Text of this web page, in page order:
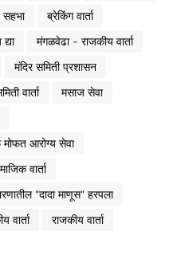
सहभा
ब्रेकिंग वार्ता
मंगळवेढा - राजकीय वार्ता
मंदिर समिती प्रशासन
वार्ता
मसाज सेवा
मोफत आरोग्य सेवा
वार्ता
"दादा माणूस" हरपला
वार्ता
राजकीय वार्ता